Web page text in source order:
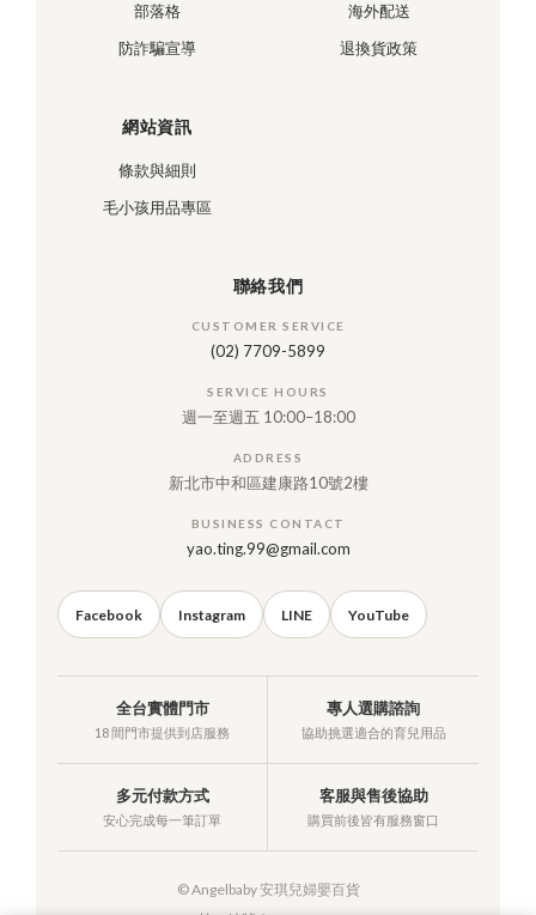
部落格
防詐騙宣導
海外配送
退換貨政策
網站資訊
條款與細則
毛小孩用品專區
聯絡我們
CUSTOMER SERVICE
(02) 7709-5899
SERVICE HOURS
週一至週五 10:00–18:00
ADDRESS
新北市中和區建康路10號2樓
BUSINESS CONTACT
yao.ting.99@gmail.com
Facebook Instagram LINE YouTube
全台實體門市
18 間門市提供到店服務
專人選購諮詢
協助挑選適合的育兒用品
多元付款方式
安心完成每一筆訂單
客服與售後協助
購買前後皆有服務窗口
© Angelbaby 安琪兒婦嬰百貨